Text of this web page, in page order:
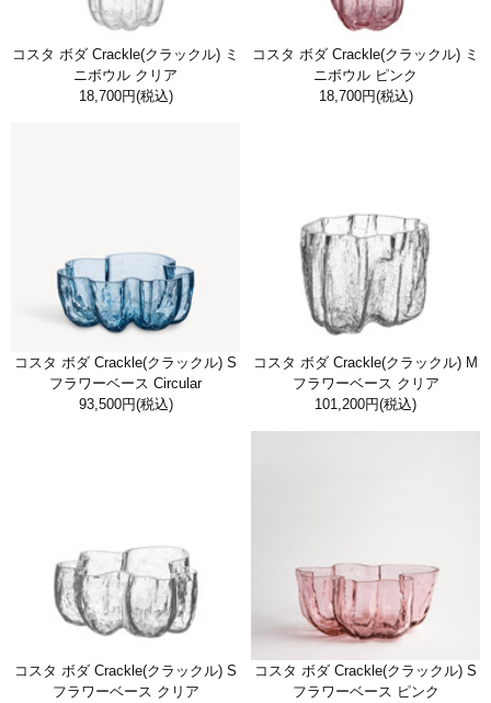
コスタ ボダ Crackle(クラックル) ミ
ニボウル クリア
18,700円(税込)
コスタ ボダ Crackle(クラックル) ミ
ニボウル ピンク
18,700円(税込)
コスタ ボダ Crackle(クラックル) S
フラワーベース Circular
93,500円(税込)
コスタ ボダ Crackle(クラックル) M
フラワーベース クリア
101,200円(税込)
コスタ ボダ Crackle(クラックル) S
フラワーベース クリア
コスタ ボダ Crackle(クラックル) S
フラワーベース ピンク